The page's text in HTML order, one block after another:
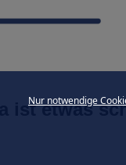
Nur notwendige
ist etwas